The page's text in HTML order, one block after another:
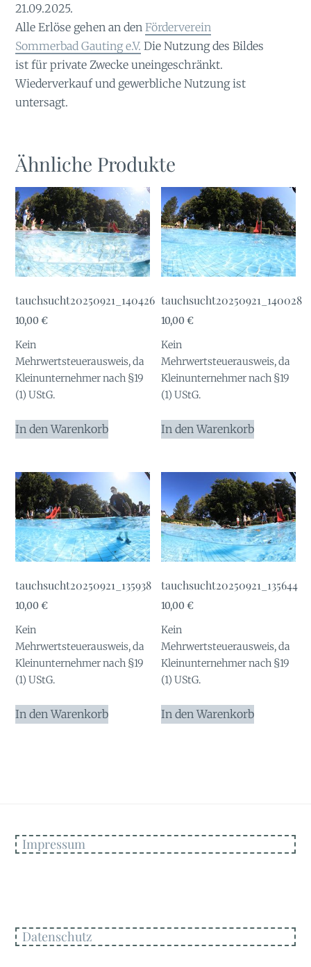
21.09.2025.
Alle Erlöse gehen an denFörderverein
Sommerbad Gauting e.V. Die Nutzung des Bildes
ist für private Zwecke uneingeschränkt.
Wiederverkauf und gewerbliche Nutzung ist
untersagt.
Ähnliche Produkte
tauchsucht20250921_140426
10,00€
Kein
Mehrwertsteuerausweis, da
Kleinunternehmer nach §19
(1) UStG.
In den Warenkorb
tauchsucht20250921_140028
10,00€
Kein
Mehrwertsteuerausweis, da
Kleinunternehmer nach §19
(1) UStG.
In den Warenkorb
tauchsucht20250921_135938
10,00€
Kein
Mehrwertsteuerausweis, da
Kleinunternehmer nach §19
(1) UStG.
In den Warenkorb
tauchsucht20250921_135644
10,00€
Kein
Mehrwertsteuerausweis, da
Kleinunternehmer nach §19
(1) UStG.
In den Warenkorb
Impressum
Datenschutz